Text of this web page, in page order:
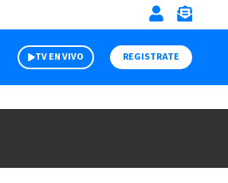
TV EN VIVO REGISTRATE